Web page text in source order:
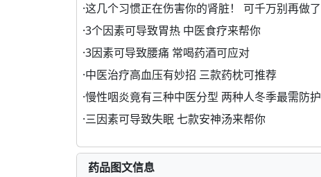
·这几个习惯正在伤害你的肾脏！ 可千万别再做了
·3个因素可导致胃热 中医食疗来帮你
·3因素可导致腰痛 常喝药酒可应对
·中医治疗高血压有妙招 三款药枕可推荐
·慢性咽炎竟有三种中医分型 两种人冬季最需防护
·三因素可导致失眠 七款安神汤来帮你
药品图文信息